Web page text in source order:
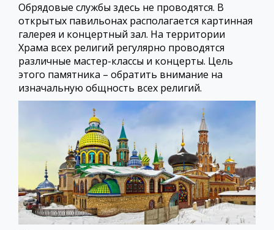
Обрядовые службы здесь не проводятся. В
открытых павильонах располагается картинная
галерея и концертный зал. На территории
Храма всех религий регулярно проводятся
различные мастер-классы и концерты. Цель
этого памятника – обратить внимание на
изначальную общность всех религий.